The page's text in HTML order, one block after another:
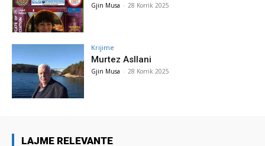
Gjin Musa - 28 Korrik 2025
Krijime
Murtez Asllani
Gjin Musa - 28 Korrik 2025
LAJME RELEVANTE